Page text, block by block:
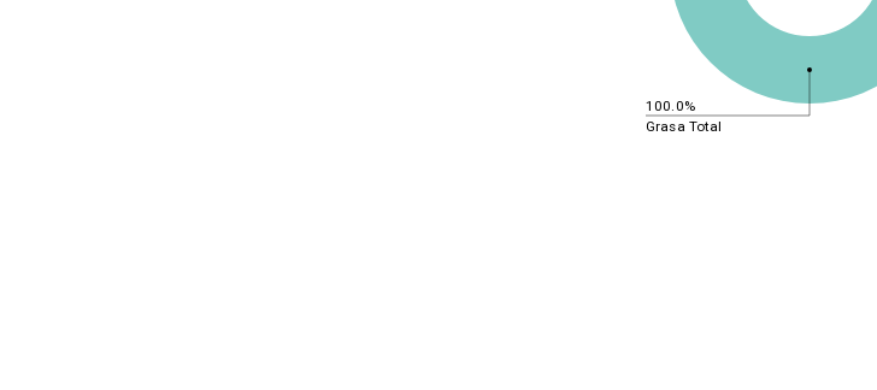
100.0%
Grasa Total